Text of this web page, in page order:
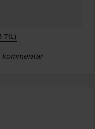
TIL)
oprettet 1 måned